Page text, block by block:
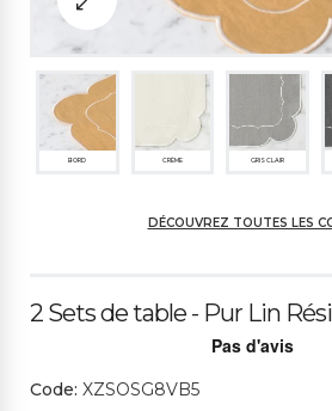
BORD CRÈME GRIS CLAIR
DÉCOUVREZ TOUTES LES
2 Sets de table - Pur Lin
Code: XZSOSG8VB5